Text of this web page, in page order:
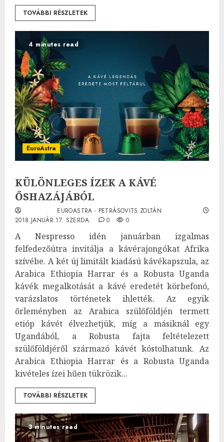
TOVÁBBI RÉSZLETEK
4 minutes read
EuroAstra
KÜLÖNLEGES ÍZEK A KÁVÉ
ŐSHAZÁJÁBÓL
EUROASTRA - PETRÁSOVITS ZOLTÁN
2018.JANUÁR.17. SZERDA.
0 0
A Nespresso idén januárban izgalmas
felfedezőútra invitálja a kávérajongókat Afrika
szívébe. A két új limitált kiadású kávékapszula, az
Arabica Ethiopia Harrar és a Robusta Uganda
kávék megalkotását a kávé eredetét körbefonó,
varázslatos történetek ihlették. Az egyik
őrleményben az Arabica szülőföldjén termett
etióp kávét élvezhetjük, míg a másiknál egy
Ugandából, a Robusta fajta feltételezett
szülőföldjéről származó kávét kóstolhatunk. Az
Arabica Ethiopia Harrar és a Robusta Uganda
kivételes ízei hűen tükrözik...
TOVÁBBI RÉSZLETEK
3 minutes read